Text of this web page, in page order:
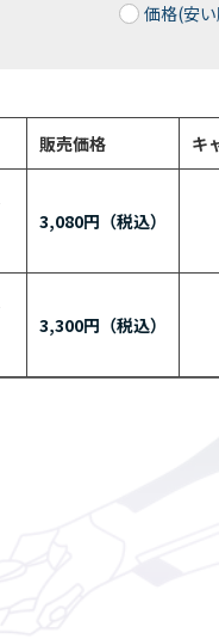
価格(安
販売価格 キ
3,080円
3,300円